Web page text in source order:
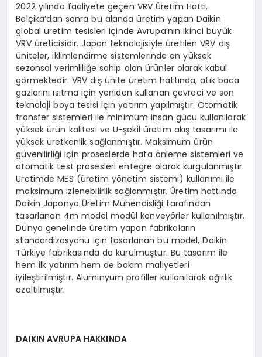
2022 yılında faaliyete geçen VRV Üretim Hattı,
Belçika’dan sonra bu alanda üretim yapan Daikin
global üretim tesisleri içinde Avrupa’nın ikinci büyük
VRV üreticisidir. Japon teknolojisiyle üretilen VRV dış
üniteler, iklimlendirme sistemlerinde en yüksek
sezonsal verimliliğe sahip olan ürünler olarak kabul
görmektedir. VRV dış ünite üretim hattında, atık baca
gazlarını ısıtma için yeniden kullanan çevreci ve son
teknoloji boya tesisi için yatırım yapılmıştır. Otomatik
transfer sistemleri ile minimum insan gücü kullanılarak
yüksek ürün kalitesi ve U-şekil üretim akış tasarımı ile
yüksek üretkenlik sağlanmıştır. Maksimum ürün
güvenilirliği için proseslerde hata önleme sistemleri ve
otomatik test prosesleri entegre olarak kurgulanmıştır.
Üretimde MES (üretim yönetim sistemi) kullanımı ile
maksimum izlenebilirlik sağlanmıştır. Üretim hattında
Daikin Japonya Üretim Mühendisliği tarafından
tasarlanan 4m model modül konveyörler kullanılmıştır.
Dünya genelinde üretim yapan fabrikaların
standardizasyonu için tasarlanan bu model, Daikin
Türkiye fabrikasında da kurulmuştur. Bu tasarım ile
hem ilk yatırım hem de bakım maliyetleri
iyileştirilmiştir. Alüminyum profiller kullanılarak ağırlık
azaltılmıştır.
DAIKIN AVRUPA HAKKINDA